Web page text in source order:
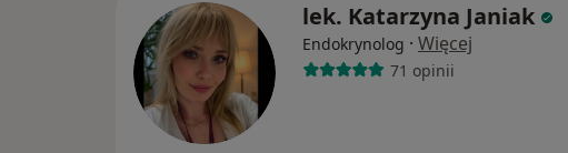
lek. Katarzyna Janiak
Endokrynolog · Więcej
71 opinii